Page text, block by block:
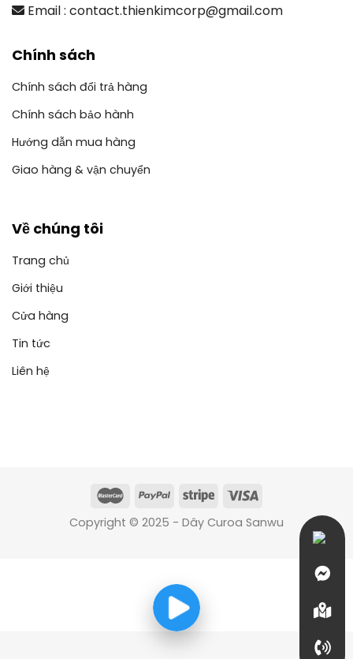
Email : contact.thienkimcorp@gmail.com
Chính sách
Chính sách đổi trả hàng
Chính sách bảo hành
Hướng dẫn mua hàng
Giao hàng & vận chuyển
Về chúng tôi
Trang chủ
Giới thiệu
Cửa hàng
Tin tức
Liên hệ
Copyright © 2025 - Dây Curoa Sanwu